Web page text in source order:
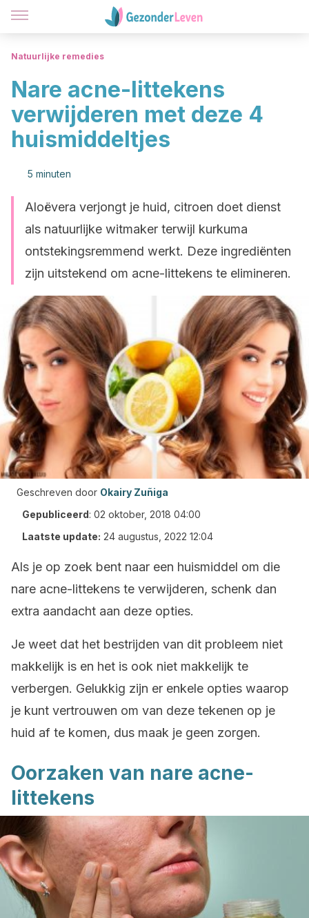
Natuurlijke remedies
Nare acne-littekens
verwijderen met deze 4
huismiddeltjes
5 minuten
Aloëvera verjongt je huid, citroen doet dienst
als natuurlijke witmaker terwijl kurkuma
ontstekingsremmend werkt. Deze ingrediënten
zijn uitstekend om acne-littekens te elimineren.
Geschreven door Okairy Zuñiga
Gepubliceerd: 02 oktober, 2018 04:00
Laatste update: 24 augustus, 2022 12:04
Als je op zoek bent naar een huismiddel om die
nare acne-littekens te verwijderen, schenk dan
extra aandacht aan deze opties.
Je weet dat het bestrijden van dit probleem niet
makkelijk is en het is ook niet makkelijk te
verbergen. Gelukkig zijn er enkele opties waarop
je kunt vertrouwen om van deze tekenen op je
huid af te komen, dus maak je geen zorgen.
Oorzaken van nare acne-
littekens